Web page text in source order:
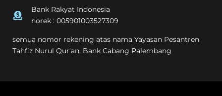
Bank Rakyat Indonesia
norek : 005901003527309
semua nomor rekening atas nama Yayasan Pesantren
Tahfiz Nurul Qur'an, Bank Cabang Palembang